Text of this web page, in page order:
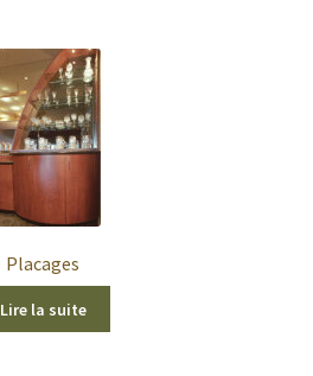
Placages
Lire la suite